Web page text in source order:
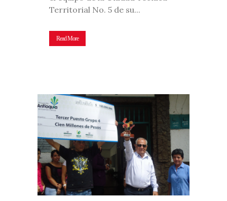
Territorial No. 5 de su...
Read More